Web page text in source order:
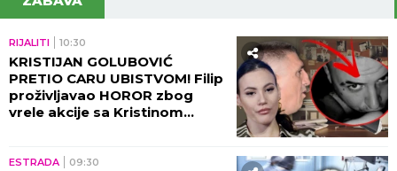
RIJALITI 10:30
KRISTIJAN GOLUBOVIĆ
PRETIO CARU UBISTVOM! Filip
proživljavao HOROR zbog
vrele akcije sa Kristinom
ESTRADA 09:30